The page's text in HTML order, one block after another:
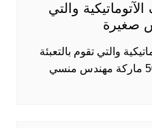
الآتوماتيكية والتي
صغيرة
والتي تقوم بالتعبئة